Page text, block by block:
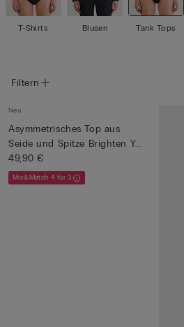
T-Shirts Blusen Tank Tops
Filtern
Neu
Asymmetrisches Top aus
Seide und Spitze Brighten Y...
49,90 €
Mix&Match 4 für 3